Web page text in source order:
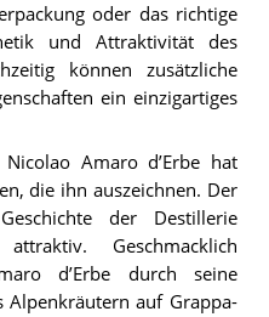
oder das richtige
und Attraktivität des
können zusätzliche
ein einzigartiges
Amaro d’Erbe hat
die ihn auszeichnen. Der
der Destillerie
Geschmacklich
d’Erbe durch seine
Alpenkräutern auf Grappa-